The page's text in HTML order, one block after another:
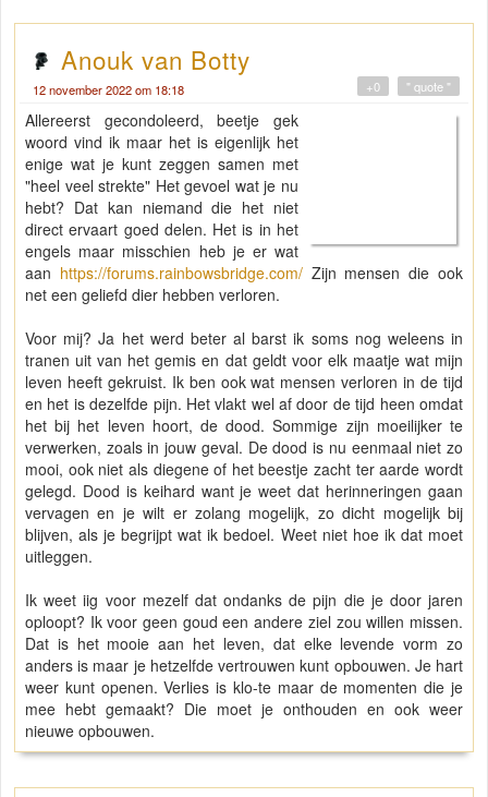
Anouk van Botty
12 november 2022 om 18:18 " quote "
+0
Allereerst gecondoleerd, beetje gek
woord vind ik maar het is eigenlijk het
enige wat je kunt zeggen samen met
"heel veel strekte" Het gevoel wat je nu
hebt? Dat kan niemand die het niet
direct ervaart goed delen. Het is in het
engels maar misschien heb je er wat
aan https://forums.rainbowsbridge.com/Zijn mensen die ook
net een geliefd dier hebben verloren.
Voor mij? Ja het werd beter al barst ik soms nog weleens in
tranen uit van het gemis en dat geldt voor elk maatje wat mijn
leven heeft gekruist. Ik ben ook wat mensen verloren in de tijd
en het is dezelfde pijn. Het vlakt wel af door de tijd heen omdat
het bij het leven hoort, de dood. Sommige zijn moeilijker te
verwerken, zoals in jouw geval. De dood is nu eenmaal niet zo
mooi, ook niet als diegene of het beestje zacht ter aarde wordt
gelegd. Dood is keihard want je weet dat herinneringen gaan
vervagen en je wilt er zolang mogelijk, zo dicht mogelijk bij
blijven, als je begrijpt wat ik bedoel. Weet niet hoe ik dat moet
uitleggen.
Ik weet iig voor mezelf dat ondanks de pijn die je door jaren
oploopt? Ik voor geen goud een andere ziel zou willen missen.
Dat is het mooie aan het leven, dat elke levende vorm zo
anders is maar je hetzelfde vertrouwen kunt opbouwen. Je hart
weer kunt openen. Verlies is klo-te maar de momenten die je
mee hebt gemaakt? Die moet je onthouden en ook weer
nieuwe opbouwen.